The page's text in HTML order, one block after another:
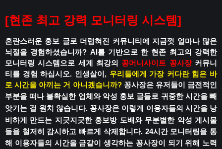
[현존 최고 강력 모니터링 시스템]
혼란스러운 홍보 글로 더럽혀진 커뮤니티에 지금껏 얼마나 많은
뇌절을 경험하셨습니까? AI를 기반으로 한 현존 최고의 강력한
모니터링 시스템으로 세계 최강의 꽁머니사이트 꽁사장커뮤니
티를 경험 하십시오. 인생살이, 우리들에게 가장 커다란 힘은 바
로 시간을 아끼는 거 아니겠습니까? 꽁사장은 유저들이 금전적인
부분을 떠나 불확실한 업체와 악성 홍보 글들로 귀중한 시간을 빼
앗기는 걸 원치 않습니다. 꽁사장은 이렇게 이용자들의 시간을 낭
비하게 만드는 지긋지긋한 홍보방 도배와 무분별한 악성 게시물
들을 철저히 감시하고 빠르게 삭제합니다. 24시간 모니터링을 통
해 이용자들의 시간을 금같이 생각하는 꽁사장이 되기 위해 노력